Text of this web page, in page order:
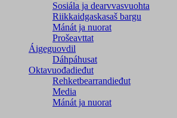
Sosiála ja dearvvasvuohta
Riikkaidgaskasaš bargu
Mánát ja nuorat
Prošeavttat
Áigeguovdil
Dáhpáhusat
Oktavuođadieđut
Rehketbearrandieđut
Media
Mánát ja nuorat